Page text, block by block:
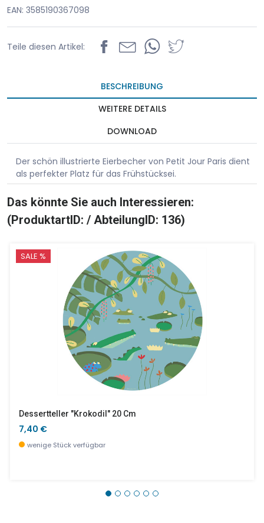
EAN: 3585190367098
Teile diesen Artikel:
BESCHREIBUNG
WEITERE DETAILS
DOWNLOAD
Der schön illustrierte Eierbecher von Petit Jour Paris dient
als perfekter Platz für das Frühstücksei.
Das könnte Sie auch Interessieren:
(ProduktartID: / AbteilungID: 136)
SALE %
Dessertteller "Krokodil" 20 Cm
7,40 €
wenige Stück verfügbar